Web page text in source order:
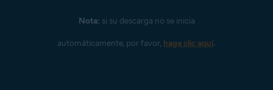
Nota: si su descarga no se inicia
automáticamente, por favor, haga clic aquí.